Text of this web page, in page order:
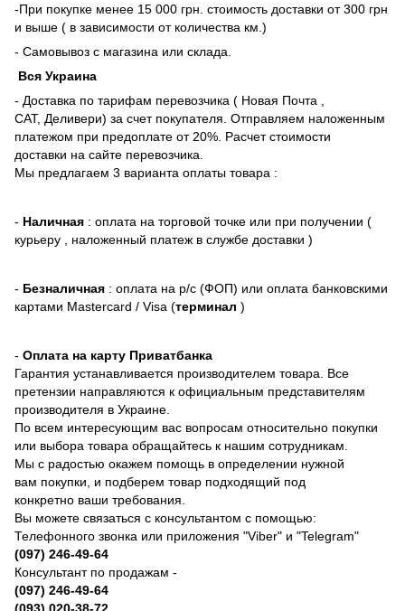
-При покупке менее 15 000 грн. стоимость доставки от 300 грн
и выше ( в зависимости от количества км.)
- Самовывоз с магазина или склада.
Вся Украина
- Доставка по тарифам перевозчика ( Новая Почта ,
САТ, Деливери) за счет покупателя. Отправляем наложенным
платежом при предоплате от 20%. Расчет стоимости
доставки на сайте перевозчика.
Мы предлагаем 3 варианта оплаты товара :
- Наличная : оплата на торговой точке или при получении (
курьеру , наложенный платеж в службе доставки )
- Безналичная : оплата на р/с (ФОП) или оплата банковскими
картами Mastercard / Visa (терминал )
- Оплата на карту Приватбанка
Гарантия устанавливается производителем товара. Все
претензии направляются к официальным представителям
производителя в Украине.
По всем интересующим вас вопросам относительно покупки
или выбора товара обращайтесь к нашим сотрудникам.
Мы с радостью окажем помощь в определении нужной
вам покупки, и подберем товар подходящий под
конкретно ваши требования.
Вы можете связаться с консультантом с помощью:
Телефонного звонка или приложения "Viber" и "Telegram"
(097) 246-49-64
Консультант по продажам -
(097) 246-49-64
(093) 020-38-72